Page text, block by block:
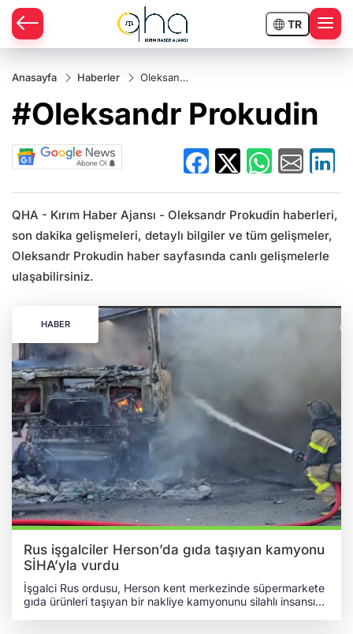
TR
Anasayfa Haberler
Oleksandr
#Oleksandr Prokudin
QHA - Kırım Haber Ajansı - Oleksandr Prokudin haberleri,
son dakika gelişmeleri, detaylı bilgiler ve tüm gelişmeler,
Oleksandr Prokudin haber sayfasında canlı gelişmelerle
ulaşabilirsiniz.
HABER
Rus işgalciler Herson’da gıda taşıyan kamyonu
SİHA’yla vurdu
İşgalci Rus ordusu, Herson kent merkezinde süpermarkete
gıda ürünleri taşıyan bir nakliye kamyonunu silahlı insansız